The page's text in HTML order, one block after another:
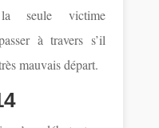
seule victime
à travers s’il
mauvais départ.